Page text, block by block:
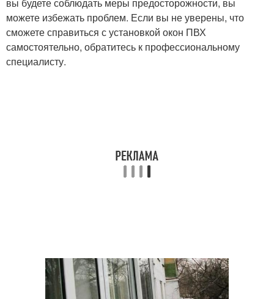
можете избежать проблем. Если вы не уверены, что
сможете справиться с установкой окон ПВХ
самостоятельно, обратитесь к профессиональному
специалисту.